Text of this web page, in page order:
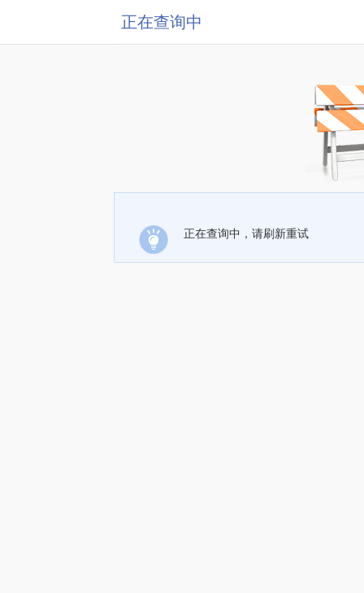
正在查询中
正在查询中，请刷新重试